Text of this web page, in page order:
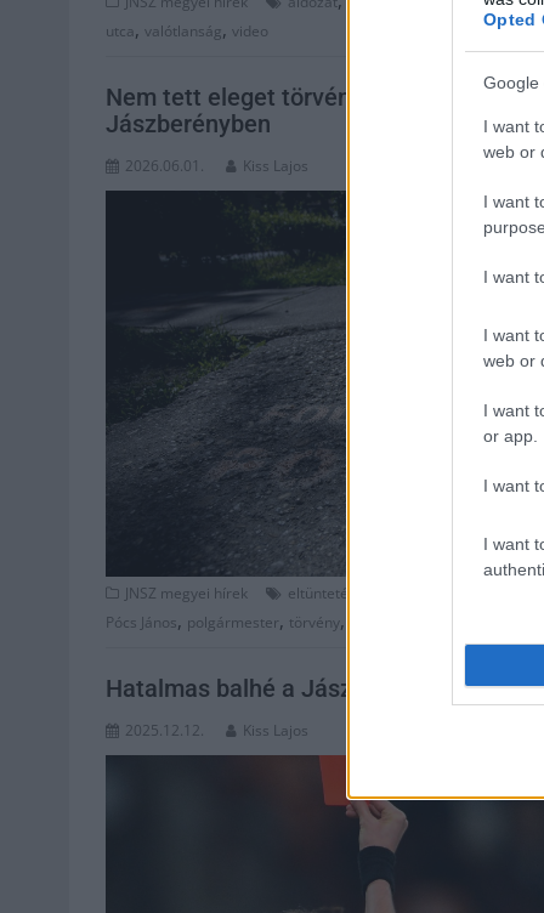
Opted
Google
I want
web or
I want
I want
I want
web or
I want
or app.
I want
I want
utca, valótlanság, video
Nem tett eleget törvényi
Jászberényben
2026.06.01. Kiss Lajos
JNSZ megyei hírek eltüntetés
Pócs János, polgármester, törvény,
Hatalmas balhé a Jász-Nagykun-
2025.12.12. Kiss Lajos